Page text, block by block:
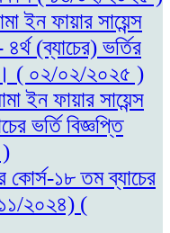
ইন ফায়ার সায়েন্স
(ব্যাচের) ভর্তির
( ০২/০২/২০২৫ )
ইন ফায়ার সায়েন্স
ভর্তি বিজ্ঞপ্তি
কোর্স-১৮ তম ব্যাচের
১১/২০২৪) (